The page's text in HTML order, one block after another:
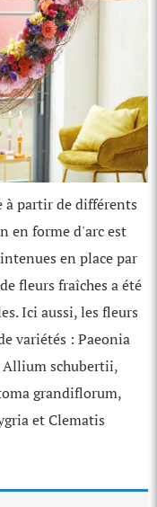
à partir de différents
en forme d'arc est
en place par
fleurs fraîches a été
Ici aussi, les fleurs
variétés : Paeonia
Allium schubertii,
grandiflorum,
et Clematis